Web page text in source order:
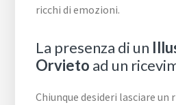
ricchi di emozioni.
La presenza di un
Orvieto ad un
Chiunque desideri lasciare